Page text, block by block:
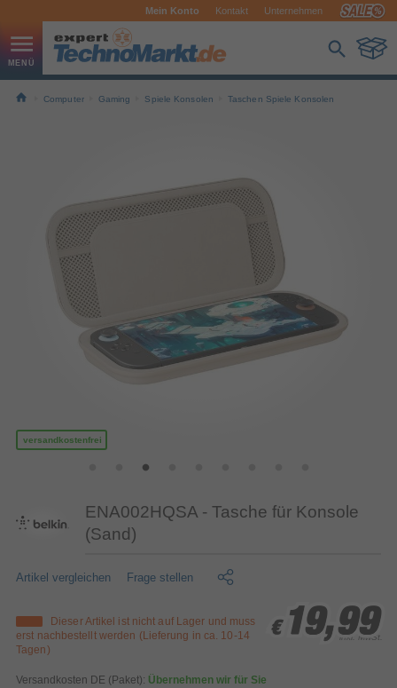
Mein Konto Kontakt Unternehmen
Computer Gaming Spiele Konsolen Taschen Spiele Konsolen
versandkostenfrei
ENA002HQSA - Tasche für Konsole
(Sand)
Artikel vergleichen Frage stellen
Dieser Artikel ist nicht auf Lager und muss
erst nachbestellt werden (Lieferung in ca. 10-14
Tagen)
Versandkosten DE (Paket): Übernehmen wir für Sie
€ 19,99
€ 19,99
€ 19,99
inkl. MwSt.